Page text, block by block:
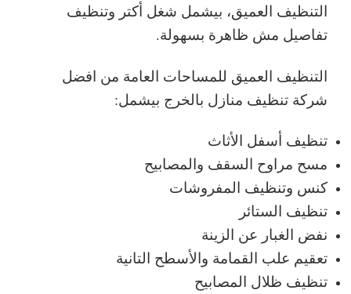
التنظيف العميق، بيشمل شغل أكتر وتنظيف
تفاصيل مش ظاهرة بسهولة.
التنظيف العميق للمساحات العامة من افضل
شركة تنظيف منازل بالخرج بيشمل:
تنظيف أسفل الأثاث
مسح مراوح السقف والمصابيح
كنس وتنظيف المفروشات
تنظيف الستائر
نفض الغبار عن الزينة
تعقيم علب القمامة والأسطح التانية
تنظيف ظلال المصابيح